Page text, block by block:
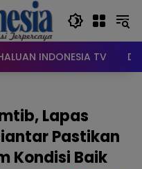
INDONESIA TV
Lapas
Pastikan
Kondisi Baik